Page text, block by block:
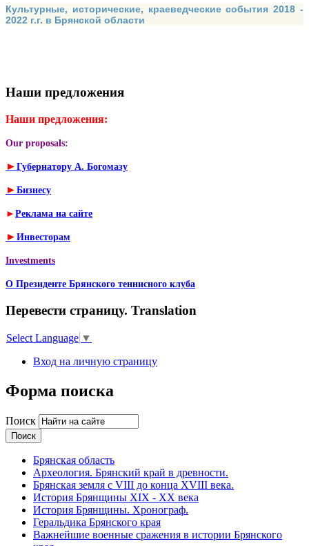
Культурные, исторические, краеведческие события 2018 -
2022 г.г. в Брянской области
Наши предложения
Наши предложения:
Our proposals:
► Губернатору А. Богомазу
► Бизнесу
► Реклама на сайте
► Инвесторам
Investments
О Президенте Брянского теннисного клуба
Перевести страницу. Translation
Select Language ▼
Вход на личную страницу
Форма поиска
Поиск
Брянская область
Археология. Брянский край в древности.
Брянская земля с VIII до конца XVIII века.
История Брянщины XIX - XX века
История Брянщины. Хронограф.
Геральдика Брянского края
Важнейшие военные сражения в истории Брянского